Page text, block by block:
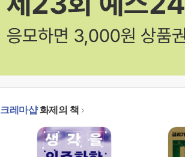
크레마샵화제의 책